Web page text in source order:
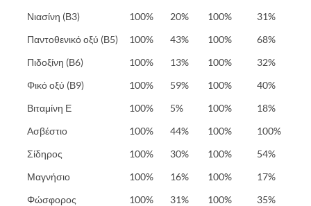
Νιασίνη (Β3)
100% 20% 100%
31%
Παντοθενικό οξύ (Β5)
100% 43% 100%
68%
Πιδοξίνη (Β6)
100% 13% 100%
32%
Φικό οξύ (Β9)
100% 59% 100%
40%
Βιταμίνη Ε
100% 5% 100%
18%
Ασβέστιο
100% 44% 100%
100%
Σίδηρος
100% 30% 100%
54%
Μαγνήσιο
100% 16% 100%
17%
Φώσφορος
100% 31% 100%
35%